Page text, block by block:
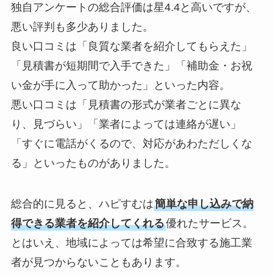
独自アンケートの総合評価は星4.4と高いですが、
悪い評判も多少ありました。
良い口コミは「良質な業者を紹介してもらえた」
「見積書が短期間で入手できた」「補助金・お祝
い金が手に入って助かった」といった内容。
悪い口コミは「見積書の形式が業者ごとに異な
り、見づらい」「業者によっては連絡が遅い」
「すぐに電話がくるので、対応があわただしくな
る」といったものがありました。
総合的に見ると、ハピすむは簡単な申し込みで納
得できる業者を紹介してくれる優れたサービス。
とはいえ、地域によっては希望に合致する施工業
者が見つからないこともあります。